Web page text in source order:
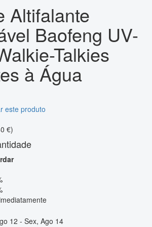
Altifalante
Baofeng UV-
Talkies
à Água
este produto
€)
12 - Sex, Ago 14